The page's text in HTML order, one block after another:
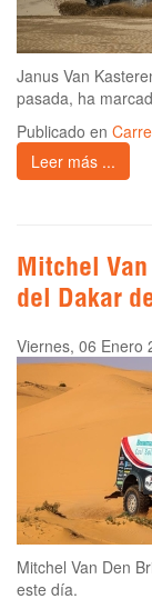
Janus Van
pasada, ha
Publicado en
Leer más ...
Mitchel
del Dakar
Viernes, 06 Enero
Mitchel Van Den
este día.